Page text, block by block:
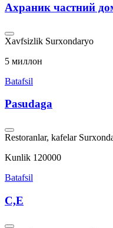
Ахраник частний
Xavfsizlik Surxondaryo
5 миллон
Batafsil
Pasudaga
Restoranlar, kafelar
Kunlik 120000
Batafsil
C,E